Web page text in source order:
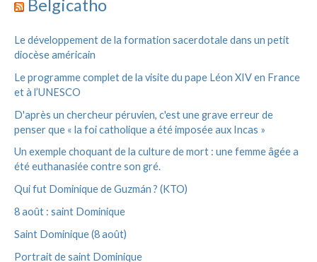
i
e
s
Belgicatho
Le développement de la formation sacerdotale dans un petit
diocèse américain
Le programme complet de la visite du pape Léon XIV en France
et à l’UNESCO
D'après un chercheur péruvien, c'est une grave erreur de
penser que « la foi catholique a été imposée aux Incas »
Un exemple choquant de la culture de mort : une femme âgée a
été euthanasiée contre son gré.
Qui fut Dominique de Guzmán ? (KTO)
8 août : saint Dominique
Saint Dominique (8 août)
Portrait de saint Dominique